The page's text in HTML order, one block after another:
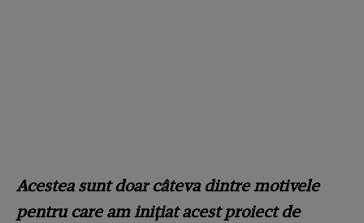
Acestea sunt doar câteva dintre motivele
pentru care am iniţiat acest proiect de